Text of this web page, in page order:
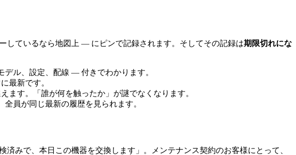
しているなら地図上 ― にピンで記録されます。そしてその記録は期限切れにな
ル、設定、配線 ― 付きでわかります。
最新です。
ます。「誰が何を触ったか」が謎でなくなります。
員が同じ最新の履歴を見られます。
みで、本日この機器を交換します」。メンテナンス契約のお客様にとって、